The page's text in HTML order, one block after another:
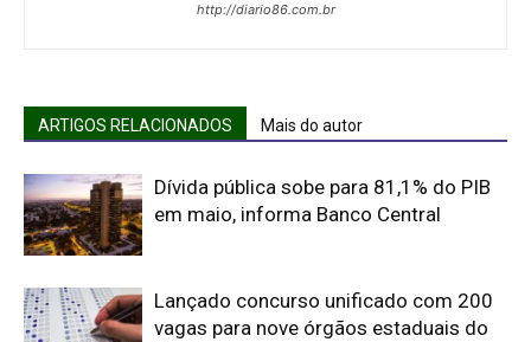
http://diario86.com.br
ARTIGOS RELACIONADOS Mais do autor
Dívida pública sobe para 81,1% do PIB
em maio, informa Banco Central
Lançado concurso unificado com 200
vagas para nove órgãos estaduais do